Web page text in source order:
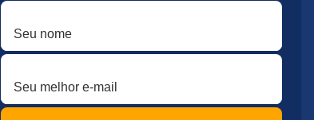
Seu nome
Seu melhor e-mail